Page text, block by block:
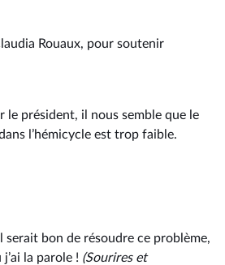
Rouaux, pour soutenir
le président, il nous semble que le
l’hémicycle est trop faible.
serait bon de résoudre ce problème,
la parole ! (Sourires et